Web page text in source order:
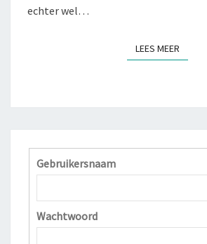
:
I
D
O
echter wel…
LEES MEER
Gebruikersnaam
Wachtwoord